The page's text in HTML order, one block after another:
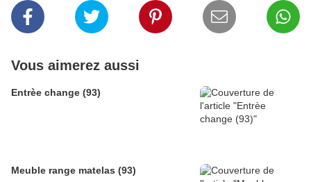
Vous aimerez aussi
Entrèe change (93)
Meuble range matelas (93)